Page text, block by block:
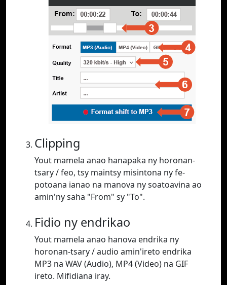
Clipping
Yout mamela anao hanapaka ny horonan-
tsary / feo, tsy maintsy misintona ny fe-
potoana ianao na manova ny soatoavina ao
amin'ny saha "From" sy "To".
Fidio ny endrikao
Yout mamela anao hanova endrika ny
horonan-tsary / audio amin'ireto endrika
MP3 na WAV (Audio), MP4 (Video) na GIF
ireto. Mifidiana iray.